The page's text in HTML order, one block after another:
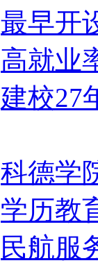
最早开
高就业
建校27
科德学
学历教
民航服